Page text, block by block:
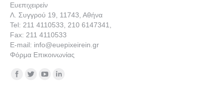
Ευεπιχειρείν
Λ. Συγγρού 19, 11743, Αθήνα
Tel: 211 4110533, 210 6147341,
Fax: 211 4110533
E-mail: info@euepixeirein.gr
Φόρμα Επικοινωνίας
Find us on: